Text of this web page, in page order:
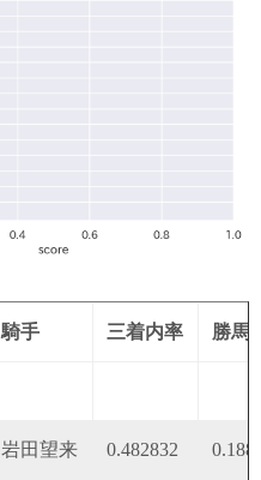
騎手 三着内率 勝馬
岩田望来 0.482832